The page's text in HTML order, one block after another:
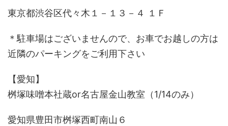
東京都渋谷区代々木１－１３－４ １Ｆ
＊駐車場はございませんので、お車でお越しの方は
近隣のパーキングをご利用下さい
【愛知】
桝塚味噌本社蔵or名古屋金山教室（1/14のみ）
愛知県豊田市桝塚西町南山６